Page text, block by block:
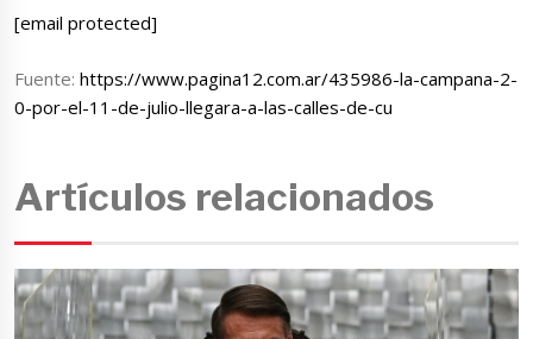
[email protected]
Fuente:https://www.pagina12.com.ar/435986-la-campana-2-
0-por-el-11-de-julio-llegara-a-las-calles-de-cu
Artículos relacionados